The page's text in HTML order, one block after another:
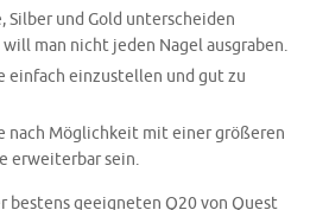
Silber und Gold unterscheiden
man nicht jeden Nagel ausgraben.
einzustellen und gut zu
Möglichkeit mit einer größeren
erweiterbar sein.
bestens geeigneten Q20 von Quest